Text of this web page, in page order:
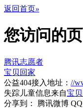
返回首页»
您访问的
腾讯志愿者
宝贝回家
公益404接入地址： //
失踪儿童信息来自宝
分享到：
腾讯微博